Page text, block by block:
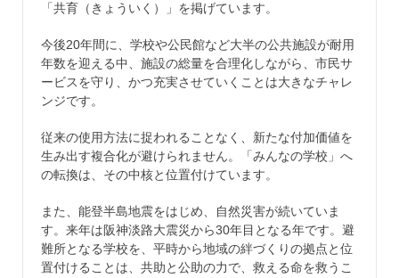
「共育（きょういく）」を掲げています。
今後20年間に、学校や公民館など大半の公共施設が耐用
年数を迎える中、施設の総量を合理化しながら、市民サ
ービスを守り、かつ充実させていくことは大きなチャレ
ンジです。
従来の使用方法に捉われることなく、新たな付加価値を
生み出す複合化が避けられません。「みんなの学校」へ
の転換は、その中核と位置付けています。
また、能登半島地震をはじめ、自然災害が続いていま
す。来年は阪神淡路大震災から30年目となる年です。避
難所となる学校を、平時から地域の絆づくりの拠点と位
置付けることは、共助と公助の力で、救える命を救うこ